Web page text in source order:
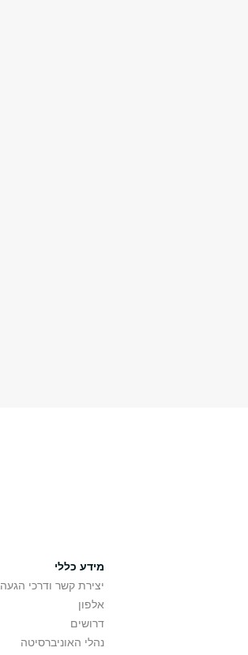
מידע כללי
יצירת קשר ודרכי הגעה
אלפון
דרושים
נהלי האוניברסיטה